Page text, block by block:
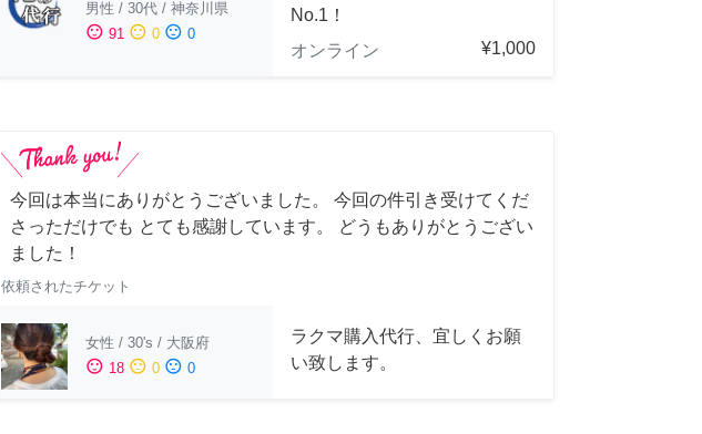
男性 / 30代 / 神奈川県
sentiment_satisfied 91 sentiment_neutral 0 sentiment_dissatisfied 0
No.1！
オンライン
¥1,000
今回は本当にありがとうございました。 今回の件引き受けてくだ
さっただけでも とても感謝しています。 どうもありがとうござい
ました！
依頼されたチケット
女性 / 30's / 大阪府
sentiment_satisfied 18 sentiment_neutral 0 sentiment_dissatisfied 0
ラクマ購入代行、宜しくお願
い致します。